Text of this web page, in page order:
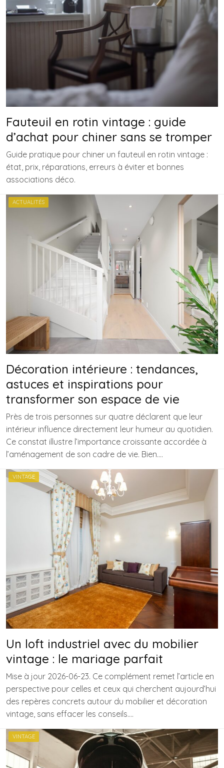
Fauteuil en rotin vintage : guide
d’achat pour chiner sans se tromper
Guide pratique pour chiner un fauteuil en rotin vintage :
état, prix, réparations, erreurs à éviter et bonnes
associations déco.
ACTUALITÉS
Décoration intérieure : tendances,
astuces et inspirations pour
transformer son espace de vie
Près de trois personnes sur quatre déclarent que leur
intérieur influence directement leur humeur au quotidien.
Ce constat illustre l’importance croissante accordée à
l’aménagement de son cadre de vie. Bien….
VINTAGE
Un loft industriel avec du mobilier
vintage : le mariage parfait
Mise à jour 2026-06-23. Ce complément remet l’article en
perspective pour celles et ceux qui cherchent aujourd’hui
des repères concrets autour du mobilier et décoration
vintage, sans effacer les conseils….
VINTAGE